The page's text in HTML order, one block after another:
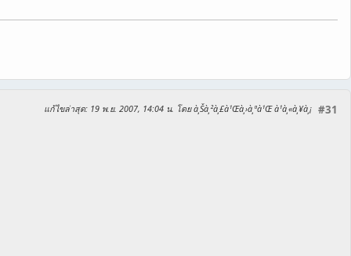
#31
แก้ไขล่าสุด: 19 พ.ย. 2007, 14:04 น. โดย à¸Šà¸²à¸£à¹Œà¸›à¸ªà¹Œ à¹à¸«à¸¥à¸¡